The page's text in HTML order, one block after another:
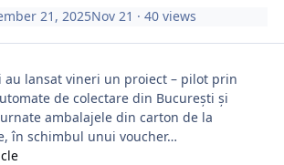
21, 2025Nov 21 · 40 views
au lansat vineri un proiect – pilot prin
de colectare din București și
ambalajele din carton de la
în schimbul unui voucher…